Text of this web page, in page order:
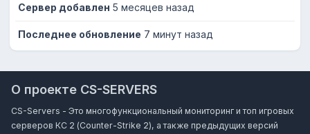
Сервер добавлен 5 месяцев назад
Последнее обновление 7 минут назад
О проекте CS-SERVERS
CS-Servers - Это многофункциональный мониторинг и топ игровых
серверов КС 2 (Counter-Strike 2), а также предыдущих версий